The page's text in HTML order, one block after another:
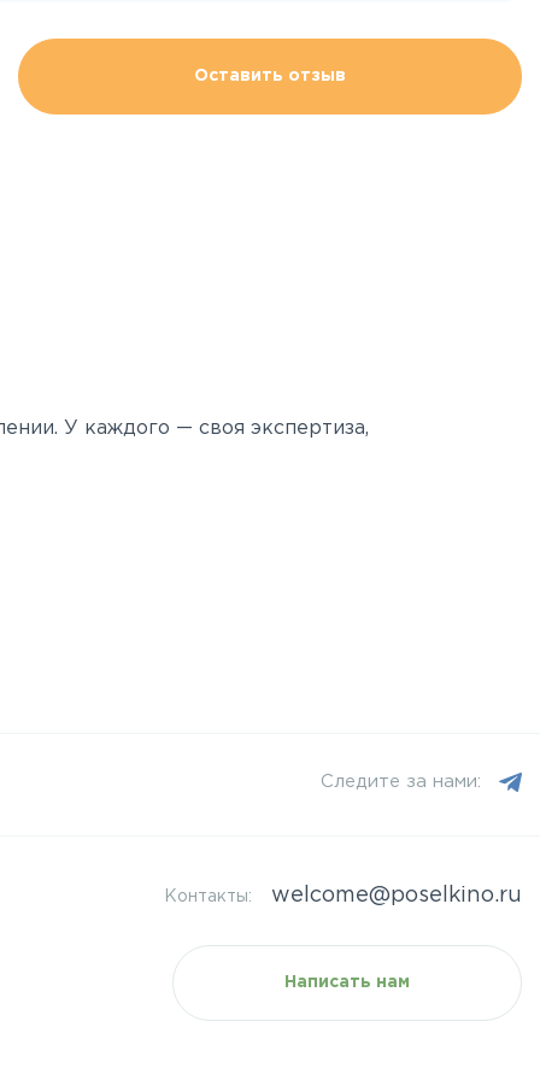
Оставить отзыв
У каждого — своя экспертиза,
Следите за нами:
Контакты: welcome@poselkino.ru
Написать нам